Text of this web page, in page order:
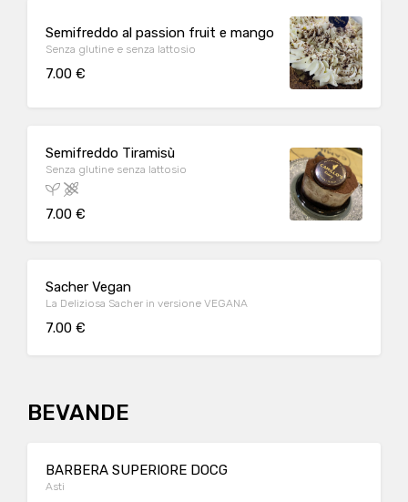
Semifreddo al passion fruit e mango
Senza glutine e senza lattosio
7.00 €
Semifreddo Tiramisù
Senza glutine senza lattosio
7.00 €
Sacher Vegan
La Deliziosa Sacher in versione VEGANA
7.00 €
BEVANDE
BARBERA SUPERIORE DOCG
Asti